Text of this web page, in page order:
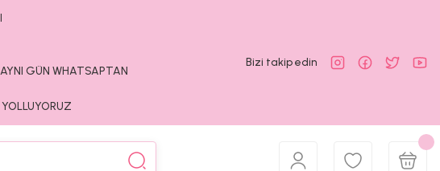
GÜN WHATSAPTAN
Bizi takip edin